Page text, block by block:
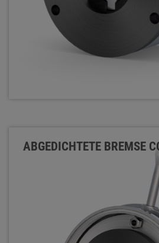
ABGEDICHTETE BREMSE